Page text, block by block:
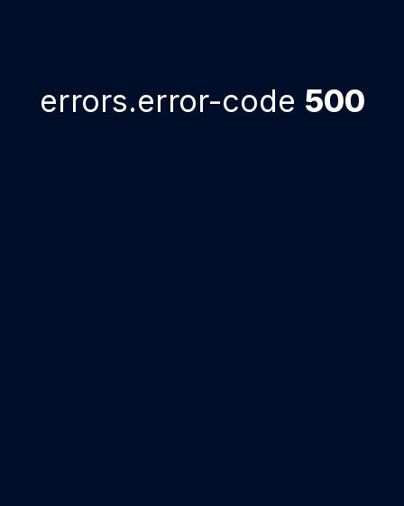
errors.error-code 500